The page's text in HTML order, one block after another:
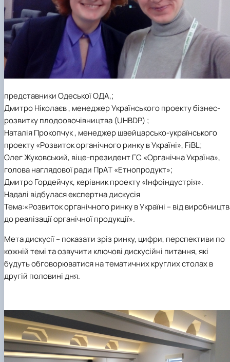
представники Одеської ОДА,;
Дмитро Ніколаєв , менеджер Українського проекту бізнес-
розвитку плодоовочівництва (UHBDP) ;
Наталія Прокопчук , менеджер швейцарсько-українського
проекту «Розвиток органічного ринку в Україні», FiBL;
Олег Жуковський, віце-президент ГС «Органічна Україна»,
голова наглядової ради ПрАТ «Етнопродукт»;
Дмитро Гордейчук, керівник проекту «Інфоіндустрія».
Надалі відбулася експертна дискусія
Тема:«Розвиток органічного ринку в Україні – від
до реалізації органічної продукції».
Мета дискусії – показати зріз ринку, цифри, перспективи по
кожній темі та озвучити ключові дискусійні питання, які
будуть обговорюватися на тематичних круглих столах в
другій половині дня.